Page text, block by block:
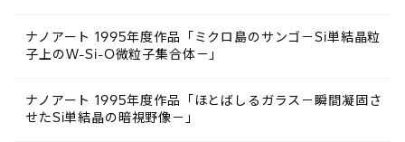
ナノアート 1995年度作品「ミクロ島のサンゴ－Si単結晶粒
子上のW-Si-O微粒子集合体－」
ナノアート 1995年度作品「ほとばしるガラス－瞬間凝固さ
せたSi単結晶の暗視野像－」